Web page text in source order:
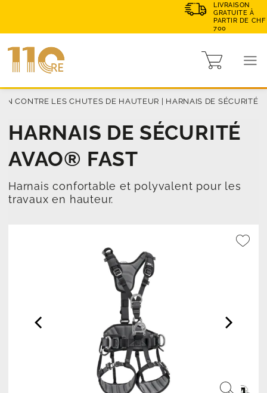
LIVRAISON
GRATUITE À
PARTIR DE CHF
700
CONTRE LES CHUTES DE HAUTEUR HARNAIS DE SÉCURITÉ
HARNAIS DE SÉCURITÉ
AVAO® FAST
Harnais confortable et polyvalent pour les
travaux en hauteur.